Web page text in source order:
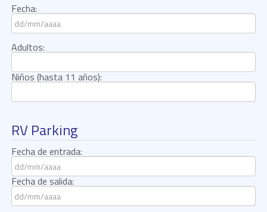
Fecha:
Adultos:
Niños (hasta 11 años):
RV Parking
Fecha de entrada:
Fecha de salida: